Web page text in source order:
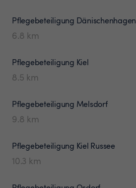
Pflegebeteiligung Dänischenhagen
6.8 km
Pflegebeteiligung Kiel
8.5 km
Pflegebeteiligung Melsdorf
9.8 km
Pflegebeteiligung Kiel Russee
10.3 km